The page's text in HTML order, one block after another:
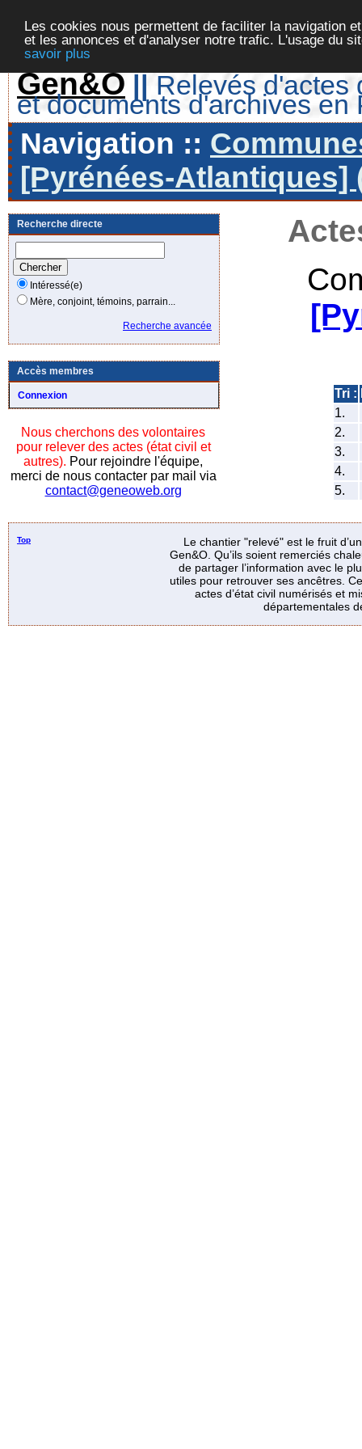
Les cookies nous permettent de faciliter la navigation
et les annonces et d'analyser notre trafic. L'usage du
savoir plus
Gen&O || Relevés d'actes
et documents d'archives en
Navigation ::
[Pyrénées-Atlantiques]
Recherche directe
Intéressé(e)
Mère, conjoint, témoins, parrain...
Recherche avancée
Accès membres
Connexion
Nous cherchons des volontaires
pour relever des actes (état civil et
autres). Pour rejoindre l'équipe,
merci de nous contacter par mail via
contact@geneoweb.org
Tri :
1.
2.
3.
4.
5.
Top
Le chantier "relevé" est le fruit
Gen&O. Qu’ils soient remerciés
de partager l’information avec le
utiles pour retrouver ses ancêtres.
actes d’état civil numérisés et
départementales